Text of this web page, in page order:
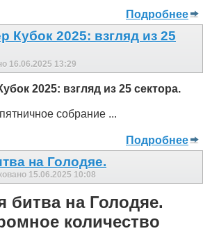
Подробнее
Кубок 2025: взгляд из 25
16.06.2025 13:29
2025: взгляд из 25 сектора.
собрание ...
Подробнее
на Голодяе.
15.06.2025 10:08
битва на Голодяе.
количество